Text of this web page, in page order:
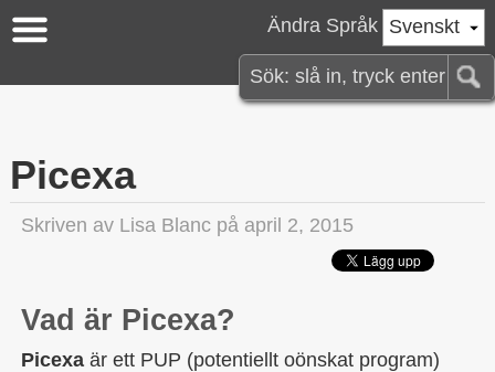
Svenskt
Ändra Språk
Picexa
Skriven av Lisa Blanc på april 2, 2015
Vad är Picexa?
Picexa är ett PUP (potentiellt oönskat program)